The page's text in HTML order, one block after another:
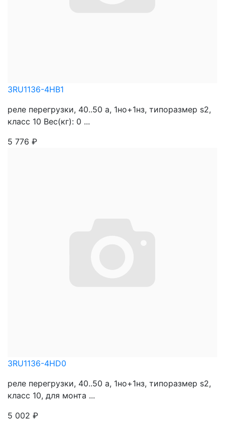
3RU1136-4HB1
реле перегрузки, 40..50 a, 1но+1нз, типоразмер s2,
класс 10 Вес(кг): 0 ...
5 776 ₽
3RU1136-4HD0
реле перегрузки, 40..50 a, 1нo+1нз, типоразмер s2,
класс 10, для монта ...
5 002 ₽